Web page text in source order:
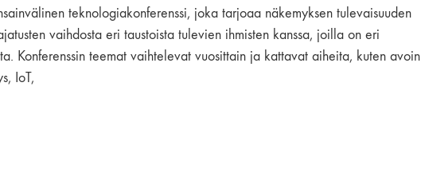
teknologiakonferenssi, joka tarjoaa näkemyksen tulevaisuuden
vaihdosta eri taustoista tulevien ihmisten kanssa, joilla on eri
Konferenssin teemat vaihtelevat vuosittain ja kattavat aiheita, kuten avoin
IoT,